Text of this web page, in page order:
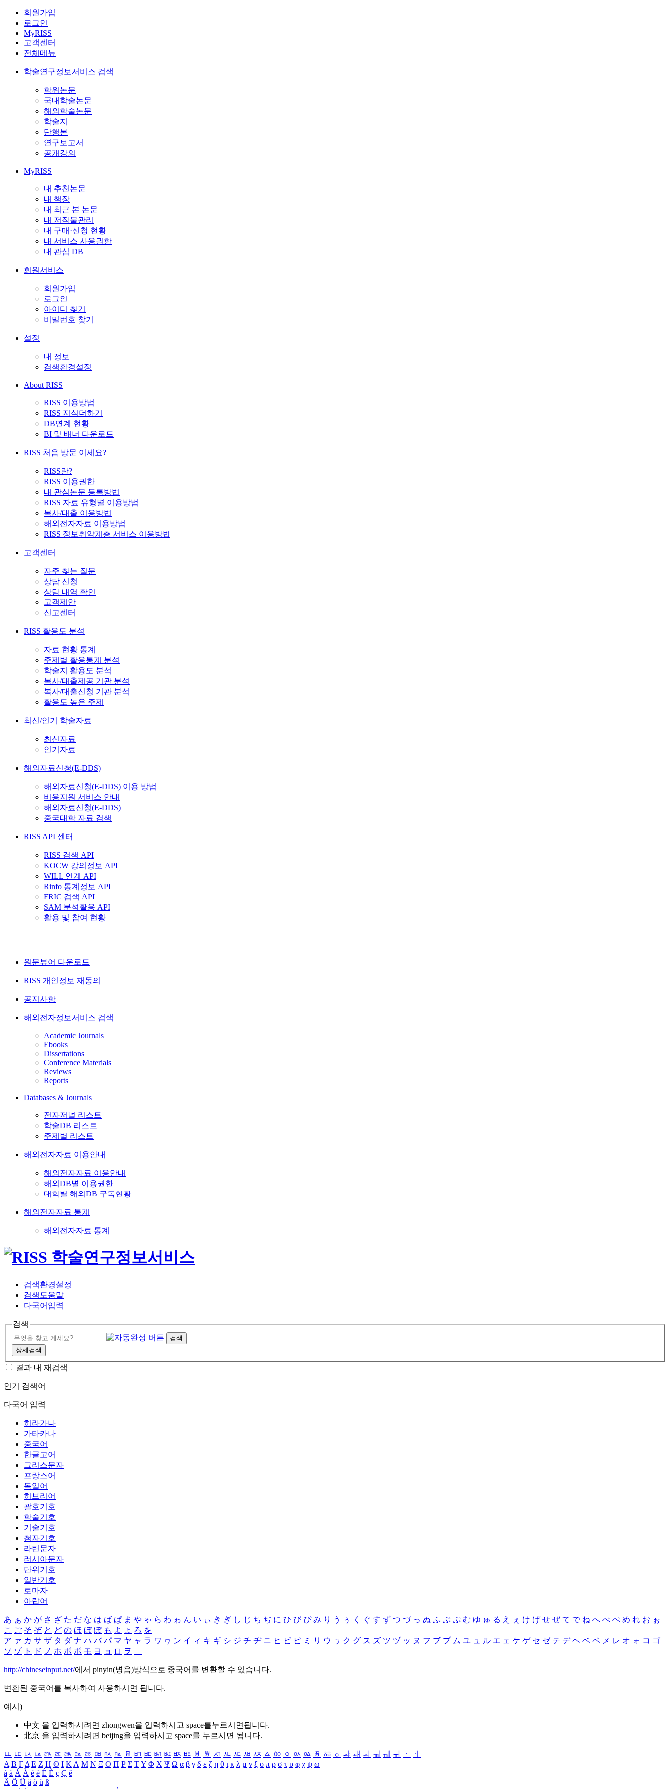
회원가입
로그인
MyRISS
고객센터
전체메뉴
학술연구정보서비스 검색
학위논문
국내학술논문
해외학술논문
학술지
단행본
연구보고서
공개강의
MyRISS
내 추천논문
내 책장
내 최근 본 논문
내 저작물관리
내 구매·신청 현황
내 서비스 사용권한
내 관심 DB
회원서비스
회원가입
로그인
아이디 찾기
비밀번호 찾기
설정
내 정보
검색환경설정
About RISS
RISS 이용방법
RISS 지식더하기
DB연계 현황
BI 및 배너 다운로드
RISS 처음 방문 이세요?
RISS란?
RISS 이용권한
내 관심논문 등록방법
RISS 자료 유형별 이용방법
복사/대출 이용방법
해외전자자료 이용방법
RISS 정보취약계층 서비스 이용방법
고객센터
자주 찾는 질문
상담 신청
상담 내역 확인
고객제안
신고센터
RISS 활용도 분석
자료 현황 통계
주제별 활용통계 분석
학술지 활용도 분석
복사/대출제공 기관 분석
복사/대출신청 기관 분석
활용도 높은 주제
최신/인기 학술자료
최신자료
인기자료
해외자료신청(E-DDS)
해외자료신청(E-DDS) 이용 방법
비용지원 서비스 안내
해외자료신청(E-DDS)
중국대학 자료 검색
RISS API 센터
RISS 검색 API
KOCW 강의정보 API
WILL 연계 API
Rinfo 통계정보 API
FRIC 검색 API
SAM 분석활용 API
활용 및 참여 현황
원문뷰어 다운로드
RISS 개인정보 재동의
공지사항
해외전자정보서비스 검색
Academic Journals
Ebooks
Dissertations
Conference Materials
Reviews
Reports
Databases & Journals
전자저널 리스트
학술DB 리스트
주제별 리스트
해외전자자료 이용안내
해외전자자료 이용안내
해외DB별 이용권한
대학별 해외DB 구독현황
해외전자자료 통계
해외전자자료 통계
검색환경설정
검색도움말
다국어입력
검색
검색
상세검색
결과 내 재검색
인기 검색어
다국어 입력
히라가나
가타카나
중국어
한글고어
그리스문자
프랑스어
독일어
히브리어
괄호기호
학술기호
기술기호
첨자기호
라틴문자
러시아문자
단위기호
일반기호
로마자
아랍어
あ ぁ か が さ ざ た だ な は ば ぱ ま や ゃ ら わ ゎ ん い ぃ き ぎ し じ ち ぢ に ひ び ぴ み り う ぅ く ぐ す ず つ づ っ ぬ ふ ぶ ぷ む ゆ ゅ る え ぇ け げ せ ぜ て で ね へ べ ぺ め れ お ぉ
こ ご そ ぞ と ど の ほ ぼ ぽ も よ ょ ろ を
ア ァ カ サ ザ タ ダ ナ ハ バ パ マ ヤ ャ ラ ワ ヮ ン イ ィ キ ギ シ ジ チ ヂ ニ ヒ ビ ピ ミ リ ウ ゥ ク グ ス ズ ツ ヅ ッ ヌ フ ブ プ ム ユ ュ ル エ ェ ケ ゲ セ ゼ テ デ ヘ ベ ペ メ レ オ ォ コ ゴ
ソ ゾ ト ド ノ ホ ボ ポ モ ヨ ョ ロ ヲ ―
http://chineseinput.net/에서 pinyin(병음)방식으로 중국어를 변환할 수 있습니다.
변환된 중국어를 복사하여 사용하시면 됩니다.
예시)
中文 을 입력하시려면 zhongwen을 입력하시고 space를누르시면됩니다.
北京 을 입력하시려면 beijing을 입력하시고 space를 누르시면 됩니다.
ㅥ ㅦ ㅧ ㅨ ㅩ ㅪ ㅫ ㅬ ㅭ ㅮ ㅯ ㅰ ㅱ ㅲ ㅳ ㅴ ㅵ ㅶ ㅷ ㅸ ㅹ ㅺ ㅻ ㅼ ㅽ ㅾ ㅿ ㆀ ㆁ ㆂ ㆃ ㆄ ㆅ ㆆ ㆇ ㆈ ㆉ ㆊ ㆋ ㆌ ㆍ
ㆎ
Α Β ΓΔ Ε Ζ Η Θ Ι ΚΛ Μ Ν Ξ Ο Π Ρ Σ ΤΥ Φ Χ Ψ Ω α β γ δ ε ζ η θ ι κ λ μ ν ξ ο π ρ σ τ υ φ χ ψ ω
á à Á À é è É È ç Ç ê
Ä Ö Ü ä ö ü ß